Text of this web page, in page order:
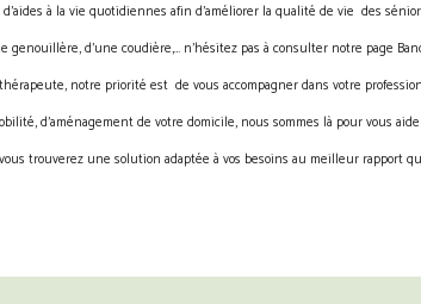
à la vie quotidiennes afin d’améliorer la qualité de vie des
genouillère, d’une coudière,… n’hésitez pas à consulter notre page
notre priorité est de vous accompagner dans votre
d’aménagement de votre domicile, nous sommes là pour vous
trouverez une solution adaptée à vos besoins au meilleur rapport